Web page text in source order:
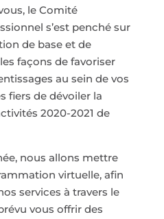
le Comité
s’est penché sur
de base et de
façons de favoriser
au sein de vos
fiers de dévoiler la
2020-2021 de
nous allons mettre
virtuelle, afin
services à travers le
vous offrir des